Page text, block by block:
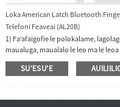
Loka American Latch Bluetooth
Telefoni Feaveai (AL20B)
1) Faʻafaigofie le polokalame,
maualuga, maualalo le leo ma le
telefoni feaveaʻi App i luga o lau
pee design, faʻaleleia le saogalemu
SU'ESU'E